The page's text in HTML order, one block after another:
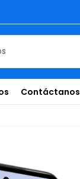
Contáctanos